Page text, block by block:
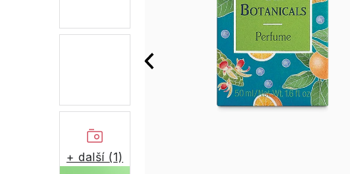
+ další (1)